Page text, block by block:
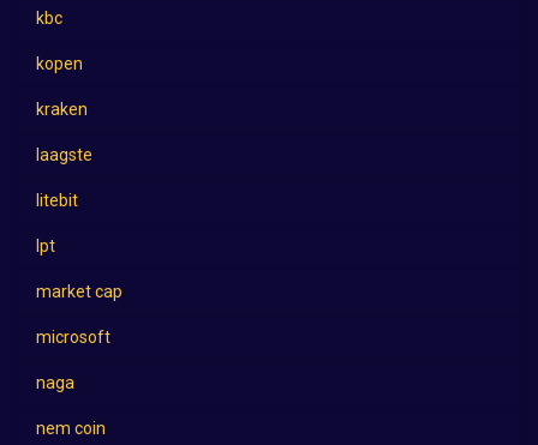
kbc
kopen
kraken
laagste
litebit
lpt
market cap
microsoft
naga
nem coin